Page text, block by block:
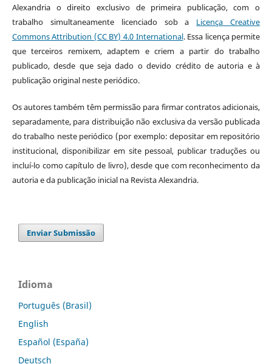
Alexandria o direito exclusivo de primeira publicação, com o
trabalho simultaneamente licenciado sob a Licença Creative
Commons Attribution (CC BY) 4.0 International. Essa licença permite
que terceiros remixem, adaptem e criem a partir do trabalho
publicado, desde que seja dado o devido crédito de autoria e à
publicação original neste periódico.
Os autores também têm permissão para firmar contratos adicionais,
separadamente, para distribuição não exclusiva da versão publicada
do trabalho neste periódico (por exemplo: depositar em repositório
institucional, disponibilizar em site pessoal, publicar traduções ou
incluí-lo como capítulo de livro), desde que com reconhecimento da
autoria e da publicação inicial na Revista Alexandria.
Enviar Submissão
Idioma
Português (Brasil)
English
Español (España)
Deutsch